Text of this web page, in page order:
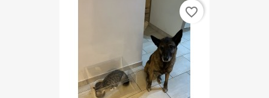
favorite_border